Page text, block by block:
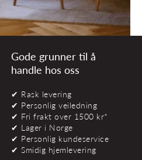
Gode grunner til å
handle hos oss
✔ Rask levering
✔ Personlig veiledning
✔ Fri frakt over 1500 kr*
✔ Lager i Norge
✔ Personlig kundeservice
✔ Smidig hjemlevering